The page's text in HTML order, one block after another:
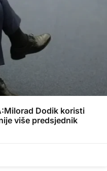
Dodik koristi
više predsjednik